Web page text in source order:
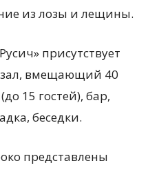
из лозы и лещины.
присутствует
вмещающий 40
15 гостей), бар,
беседки.
представлены